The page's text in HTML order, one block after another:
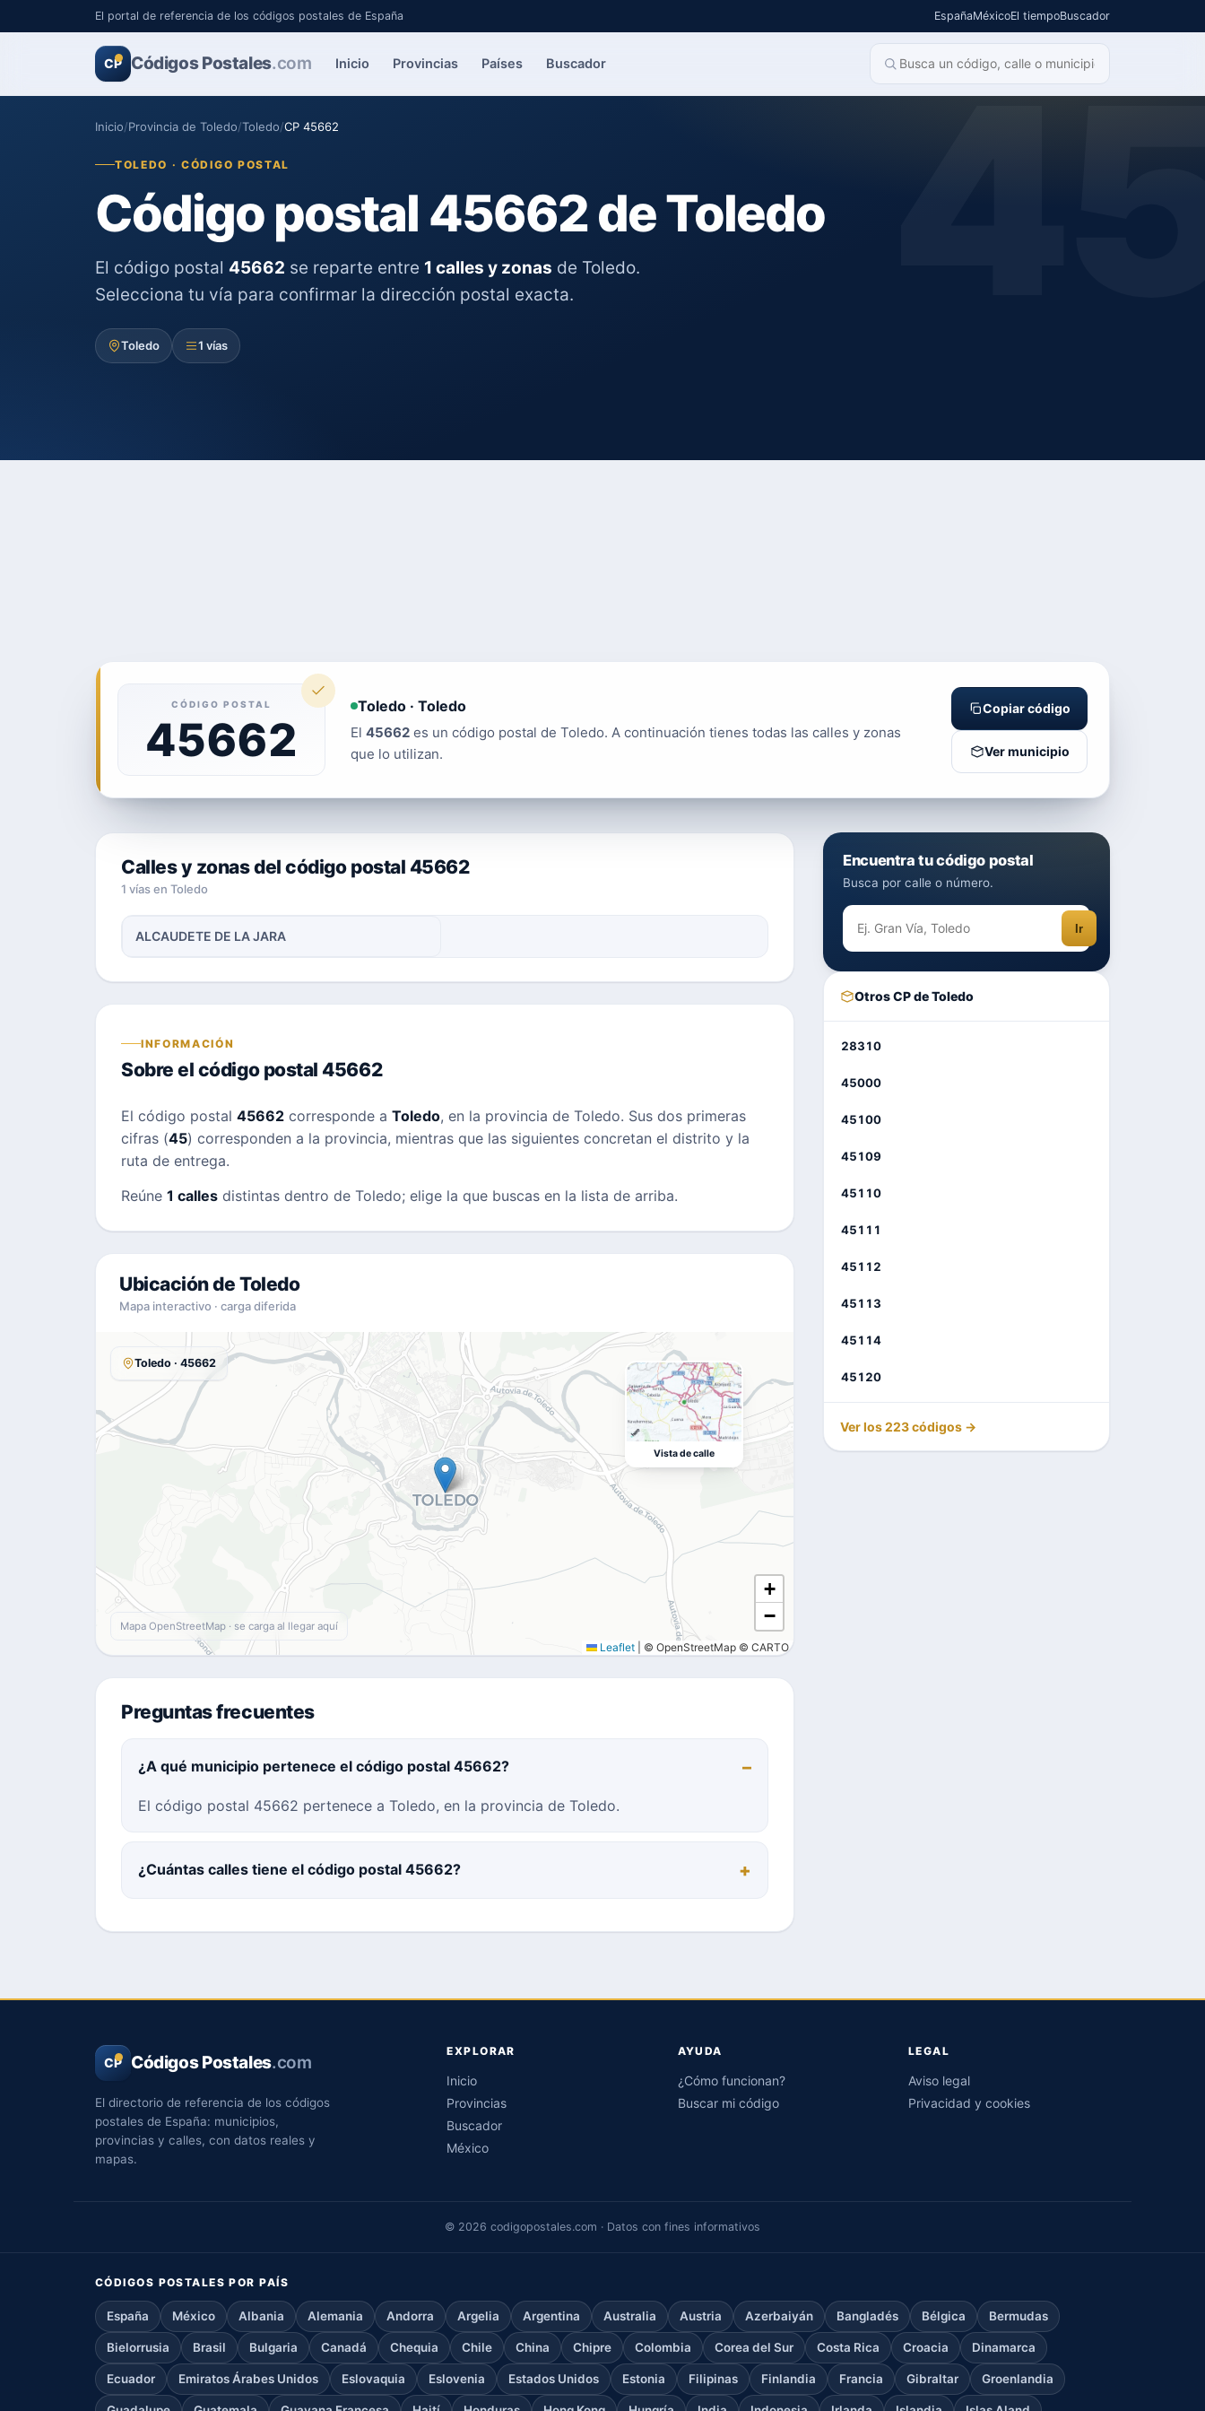
El portal de referencia de los códigos postales de España EspañaMéxicoEl tiempoBuscador
CP Códigos Postales.com Inicio Provincias Países Buscador
Inicio/Provincia de Toledo/Toledo/CP 45662
TOLEDO · CÓDIGO POSTAL
Código postal 45662 de Toledo
El código postal 45662 se reparte entre 1 calles y zonas de Toledo.
Selecciona tu vía para confirmar la dirección postal exacta.
Toledo 1 vías
CÓDIGO POSTAL
45662
Toledo · Toledo
El 45662 es un código postal de Toledo. A continuación tienes todas las calles y zonas
que lo utilizan.
Copiar código
Ver municipio
Calles y zonas del código postal 45662
1 vías en Toledo
ALCAUDETE DE LA JARA
INFORMACIÓN
Sobre el código postal 45662
El código postal 45662 corresponde a Toledo, en la provincia de Toledo. Sus dos primeras
cifras (45) corresponden a la provincia, mientras que las siguientes concretan el distrito y la
ruta de entrega.
Reúne 1 calles distintas dentro de Toledo; elige la que buscas en la lista de arriba.
Ubicación de Toledo
Mapa interactivo · carga diferida
+
−
Leaflet © OpenStreetMap © CARTO
Toledo · 45662
Vista de calle
Mapa OpenStreetMap · se carga al llegar aquí
Preguntas frecuentes
¿A qué municipio pertenece el código postal 45662?
El código postal 45662 pertenece a Toledo, en la provincia de Toledo.
¿Cuántas calles tiene el código postal 45662?
Encuentra tu código postal
Busca por calle o número.
Ir
Otros CP de Toledo
28310
45000
45100
45109
45110
45111
45112
45113
45114
45120
Ver los 223 códigos →
CP Códigos Postales.com
El directorio de referencia de los códigos
postales de España: municipios,
provincias y calles, con datos reales y
mapas.
EXPLORAR
Inicio
Provincias
Buscador
México
AYUDA
¿Cómo funcionan?
Buscar mi código
LEGAL
Aviso legal
Privacidad y cookies
© 2026 codigopostales.com · Datos con fines informativos
CÓDIGOS POSTALES POR PAÍS
España México Albania Alemania Andorra Argelia Argentina Australia Austria Azerbaiyán Bangladés Bélgica Bermudas
Bielorrusia Brasil Bulgaria Canadá Chequia Chile China Chipre Colombia Corea del Sur Costa Rica Croacia Dinamarca
Ecuador Emiratos Árabes Unidos Eslovaquia Eslovenia Estados Unidos Estonia Filipinas Finlandia Francia Gibraltar Groenlandia